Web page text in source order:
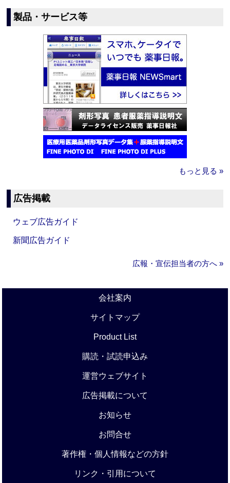
製品・サービス等
もっと見る »
広告掲載
ウェブ広告ガイド
新聞広告ガイド
広報・宣伝担当者の方へ »
会社案内
サイトマップ
Product List
購読・試読申込み
運営ウェブサイト
広告掲載について
お知らせ
お問合せ
著作権・個人情報などの方針
リンク・引用について